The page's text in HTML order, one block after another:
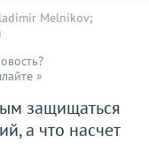
Melnikov;
»
защищаться
а что насчет